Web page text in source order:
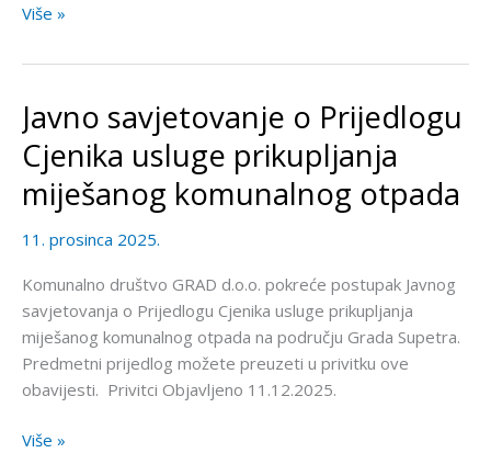
Više »
Javno savjetovanje o Prijedlogu
Cjenika usluge prikupljanja
miješanog komunalnog otpada
11. prosinca 2025.
Komunalno društvo GRAD d.o.o. pokreće postupak Javnog
savjetovanja o Prijedlogu Cjenika usluge prikupljanja
miješanog komunalnog otpada na području Grada Supetra.
Predmetni prijedlog možete preuzeti u privitku ove
obavijesti. Privitci Objavljeno 11.12.2025.
Javno
savjetovanje
o
Prijedlogu
Cjenika
usluge
miješanog
komunalnog
otpada
Više »